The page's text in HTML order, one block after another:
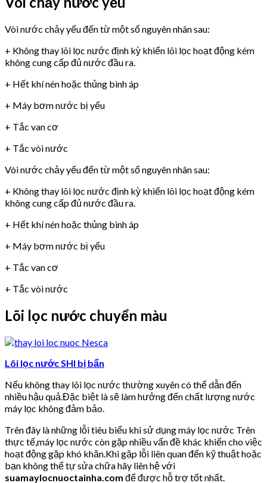
Vòi nước chảy yếu đến từ một số nguyên nhân sau:
+ Không thay lõi lọc nước định kỳ khiến lõi lọc hoạt động kém
không cung cấp đủ nước đầu ra.
+ Hết khí nén hoặc thủng bình áp
+ Máy bơm nước bị yếu
+ Tắc van cơ
+ Tắc vòi nước
Vòi nước chảy yếu đến từ một số nguyên nhân sau:
+ Không thay lõi lọc nước định kỳ khiến lõi lọc hoạt động kém
không cung cấp đủ nước đầu ra.
+ Hết khí nén hoặc thủng bình áp
+ Máy bơm nước bị yếu
+ Tắc van cơ
+ Tắc vòi nước
Lõi lọc nước chuyển màu
Lõi lọc nước SHI bị bẩn
Nếu không thay lõi lọc nước thường xuyên có thể dẫn đến
nhiều hậu quả.Đặc biệt là sẽ làm hưởng đến chất lượng nước
máy lọc không đảm bảo.
Trên đây là những lỗi tiêu biểu khi sử dụng máy lọc nước Trên
thực tế,máy lọc nước còn gặp nhiều vấn đề khác khiến cho việc
hoạt động gặp khó khăn.Khi gặp lỗi liên quan đến kỹ thuật hoặc
bạn không thể tự sửa chữa hãy liên hệ với
suamaylocnuoctainha.com để được hỗ trợ tốt nhất.